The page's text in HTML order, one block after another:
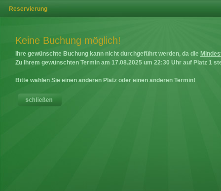
Reservierung
Keine Buchung möglich!
Ihre gewünschte Buchung kann nicht durchgeführt werden, da die
Zu Ihrem gewünschten Termin am 17.08.2025 um 22:30 Uhr auf Platz 1
Bitte wählen Sie einen anderen Platz oder einen anderen Termin!